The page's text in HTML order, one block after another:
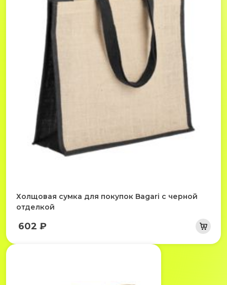
Холщовая сумка для покупок Bagari с черной
отделкой
602 ₽